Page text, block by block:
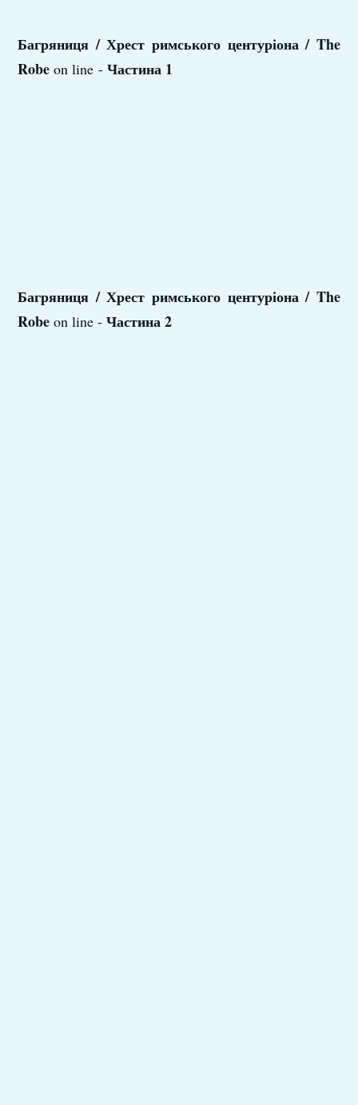
Багряниця / Хрест римського центуріона / The
Robeon line -Частина 1
Багряниця / Хрест римського центуріона / The
Robeon line - Частина 2